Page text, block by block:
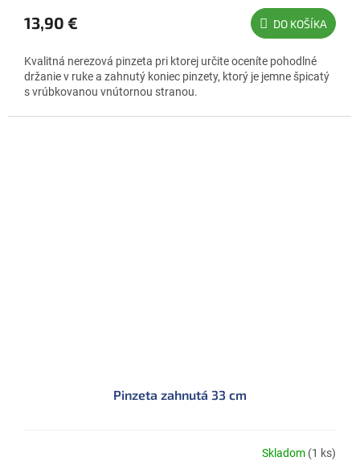
13,90 € DO KOŠÍKA
Kvalitná nerezová pinzeta pri ktorej určite oceníte pohodlné
držanie v ruke a zahnutý koniec pinzety, ktorý je jemne špicatý
s vrúbkovanou vnútornou stranou.
Pinzeta zahnutá 33 cm
Skladom (1 ks)